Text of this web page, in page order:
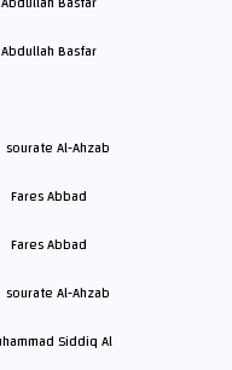
Abdullah Basfar
Fares Abbad